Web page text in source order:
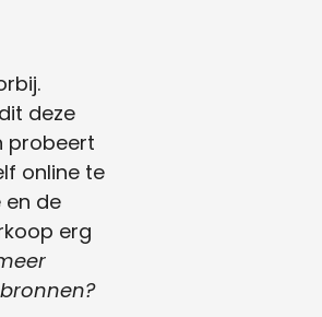
deze
probeert
online te
en de
erg